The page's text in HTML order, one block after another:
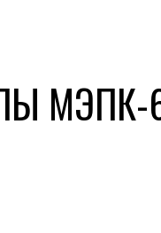
МЭПК-